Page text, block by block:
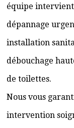
équipe
dépannage
installation
débouchage
de toilettes.
Nous vous
intervention